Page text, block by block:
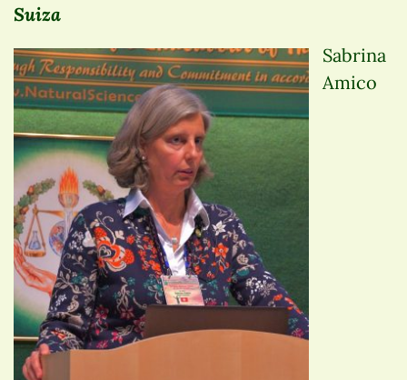
Suiza
Sabrina
Amico